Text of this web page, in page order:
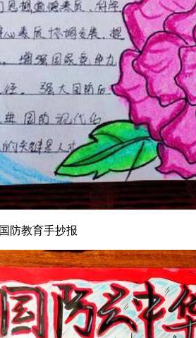
国防教育手抄报